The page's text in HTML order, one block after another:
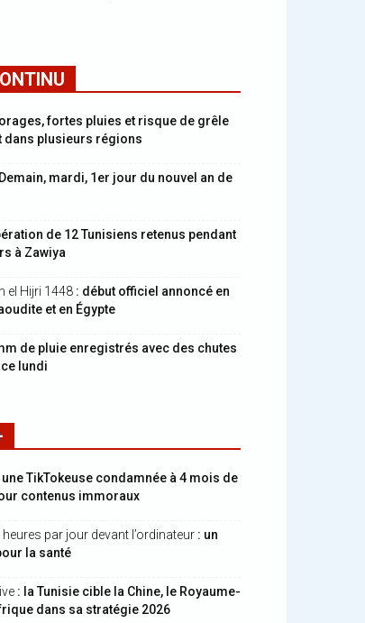
fortes pluies et risque de grêle
dans plusieurs régions
mardi, 1er jour du nouvel an de
de 12 Tunisiens retenus pendant
à Zawiya
el Hijri 1448 : début officiel annoncé en
et en Égypte
de pluie enregistrés avec des chutes
lundi
une TikTokeuse condamnée à 4 mois de
contenus immoraux
heures par jour devant l’ordinateur : un
la santé
: la Tunisie cible la Chine, le Royaume-
dans sa stratégie 2026